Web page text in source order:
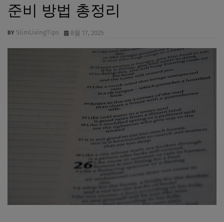
준비 방법 총정리
SlimLivingTips 8월 17, 2025